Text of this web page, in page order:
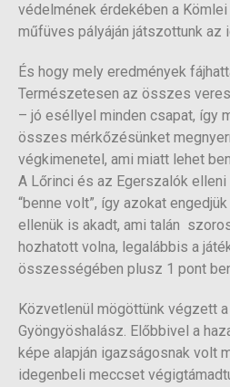
védelmének érdekében a
műfüves pályáján játszottunk
És hogy mely eredmények
Természetesen az összes
– jó eséllyel minden csapat, így
összes mérkőzésünket
végkimenetel, ami miatt lehet
A Lőrinci és az Egerszalók
“benne volt”, így azokat
ellenük is akadt, ami talán
hozhatott volna, legalábbis a
összességében plusz 1 pont
Közvetlenül mögöttünk végzett
Gyöngyöshalász. Előbbivel a
képe alapján igazságosnak volt
idegenbeli meccset